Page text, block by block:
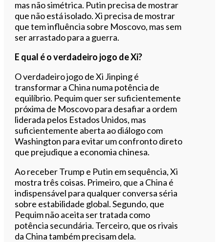
mas não simétrica. Putin precisa de mostrar
que não está isolado. Xi precisa de mostrar
que tem influência sobre Moscovo, mas sem
ser arrastado para a guerra.
E qual é o verdadeiro jogo de Xi?
O verdadeiro jogo de Xi Jinping é
transformar a China numa potência de
equilíbrio. Pequim quer ser suficientemente
próxima de Moscovo para desafiar a ordem
liderada pelos Estados Unidos, mas
suficientemente aberta ao diálogo com
Washington para evitar um confronto direto
que prejudique a economia chinesa.
Ao receber Trump e Putin em sequência, Xi
mostra três coisas. Primeiro, que a China é
indispensável para qualquer conversa séria
sobre estabilidade global. Segundo, que
Pequim não aceita ser tratada como
potência secundária. Terceiro, que os rivais
da China também precisam dela.